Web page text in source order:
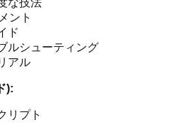
な技法
ント
ド
ルシューティング
アル
):
リプト